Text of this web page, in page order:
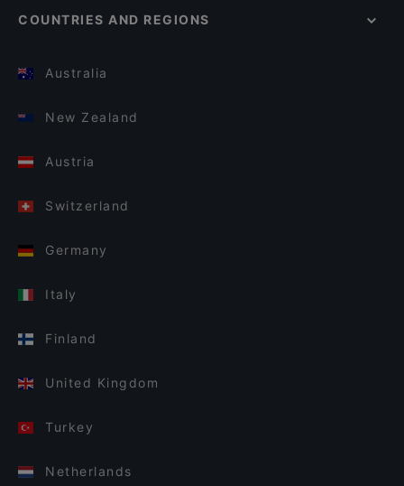
COUNTRIES AND REGIONS
Australia
New Zealand
Austria
Switzerland
Germany
Italy
Finland
United Kingdom
Turkey
Netherlands